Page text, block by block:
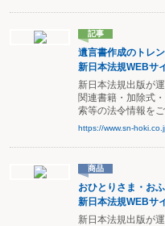
記事
遺言書作成のトレ
新日本法規WEBサ
新日本法規出版が
関連書籍・加除式
索等の法令情報をご
https://www.sn-
商品
おひとりさま・お
新日本法規WEBサ
新日本法規出版が